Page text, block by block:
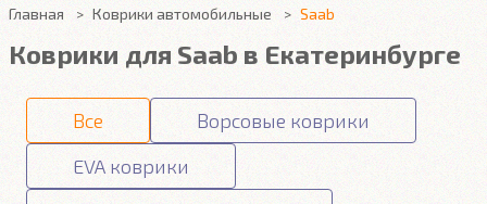
Главная Коврики автомобильные Saab
Коврики для Saab в Екатеринбурге
Все
Ворсовые коврики
EVA коврики